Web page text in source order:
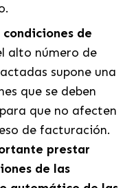
de
alto número de
supone una
que se deben
que no afecten
de facturación.
prestar
de las